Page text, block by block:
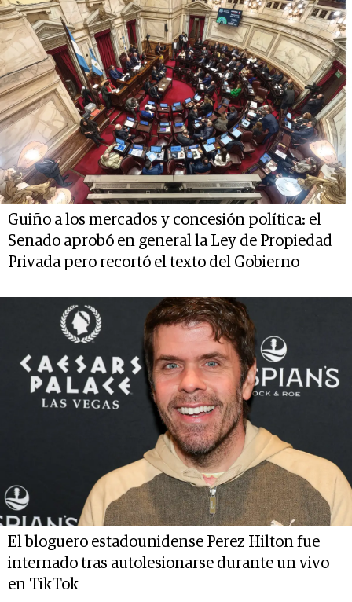
Guiño a los mercados y concesión política: el
Senado aprobó en general la Ley de Propiedad
Privada pero recortó el texto del Gobierno
El bloguero estadounidense Perez Hilton fue
internado tras autolesionarse durante un vivo
en TikTok